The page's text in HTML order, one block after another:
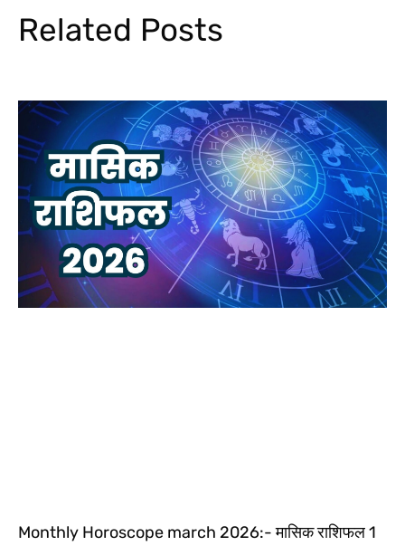
Related Posts
Monthly Horoscope march 2026:- मासिक राशिफल 1